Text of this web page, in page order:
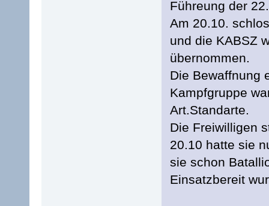
Führeung der
Am 20.10.
und die KABSZ
übernommen.
Die Bewaffnung
Kampfgruppe
Art.Standarte.
Die Freiwilligen
20.10 hatte sie
sie schon
Einsatzbereit